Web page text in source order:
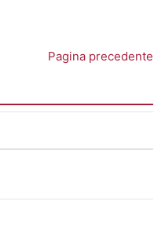
Pagina precedente